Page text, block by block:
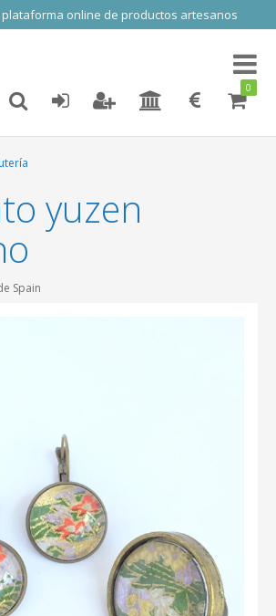
online de productos artesanos
Toggle
0
yuzen
Spain